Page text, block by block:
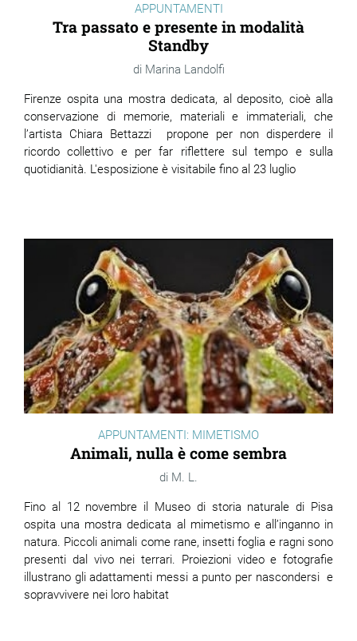
APPUNTAMENTI
Tra passato e presente in modalità
Standby
Marina Landolfi
Firenze ospita una mostra dedicata, al deposito, cioè alla
conservazione di memorie, materiali e immateriali, che
l’artista Chiara Bettazzi propone per non disperdere il
ricordo collettivo e per far riflettere sul tempo e sulla
quotidianità. L'esposizione è visitabile fino al 23 luglio
APPUNTAMENTI: MIMETISMO
Animali, nulla è come sembra
M. L.
Fino al 12 novembre il Museo di storia naturale di Pisa
ospita una mostra dedicata al mimetismo e all’inganno in
natura. Piccoli animali come rane, insetti foglia e ragni sono
presenti dal vivo nei terrari. Proiezioni video e fotografie
illustrano gli adattamenti messi a punto per nascondersi e
sopravvivere nei loro habitat